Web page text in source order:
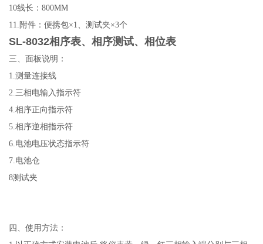
10线长：800MM
11.附件：便携包×1、测试夹×3个
SL-8032相序表、相序测试、相位表
三、面板说明：
1.测量连接线
2.三相电输入指示符
4.相序正向指示符
5.相序逆相指示符
6.电池电压状态指示符
7.电池仓
8测试夹
四、使用方法：